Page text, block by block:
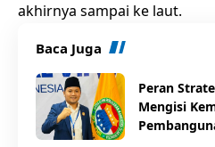
akhirnya sampai ke laut.
Baca Juga
Peran
Mengisi